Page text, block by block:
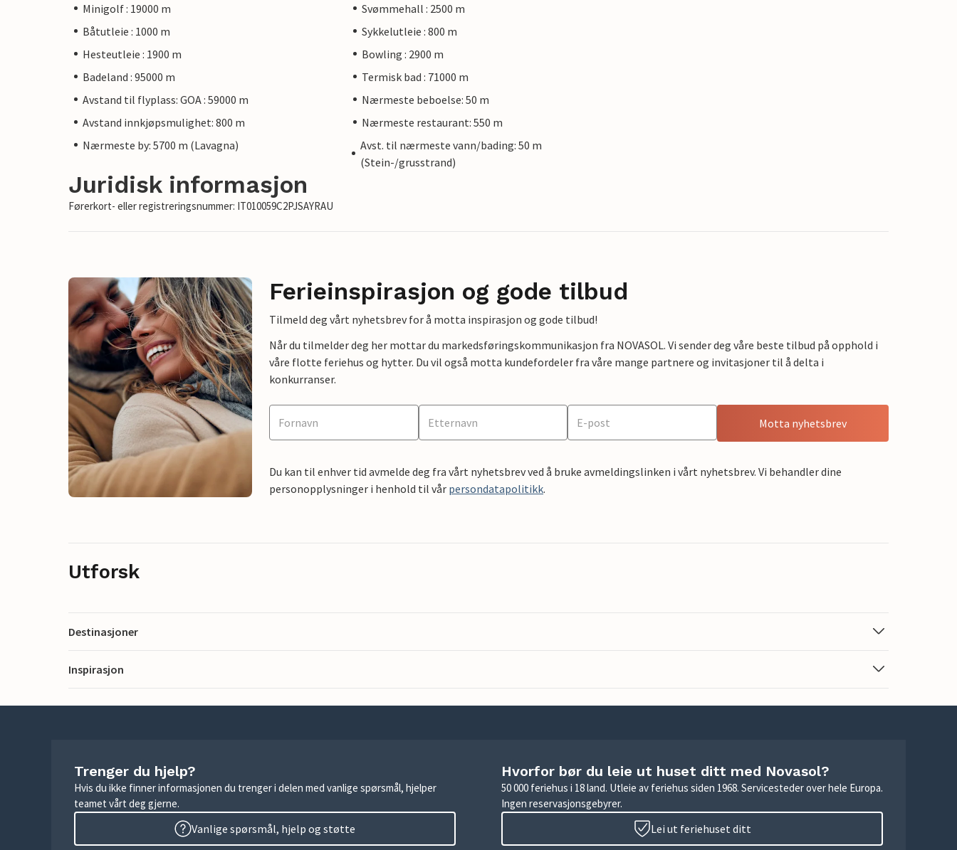
Minigolf : 19000 m
Svømmehall : 2500 m
Båtutleie : 1000 m
Sykkelutleie : 800 m
Hesteutleie : 1900 m
Bowling : 2900 m
Badeland : 95000 m
Termisk bad : 71000 m
Avstand til flyplass: GOA : 59000 m
Nærmeste beboelse: 50 m
Avstand innkjøpsmulighet: 800 m
Nærmeste restaurant: 550 m
Nærmeste by: 5700 m (Lavagna)
Avst. til nærmeste vann/bading: 50 m
(Stein-/grusstrand)
Juridisk informasjon
Førerkort- eller registreringsnummer: IT010059C2PJSAYRAU
Ferieinspirasjon og gode tilbud
Tilmeld deg vårt nyhetsbrev for å motta inspirasjon og gode tilbud!
Når du tilmelder deg her mottar du markedsføringskommunikasjon fra NOVASOL. Vi sender deg våre beste tilbud på opphold i
våre flotte feriehus og hytter. Du vil også motta kundefordeler fra våre mange partnere og invitasjoner til å delta i
konkurranser.
Motta nyhetsbrev
Du kan til enhver tid avmelde deg fra vårt nyhetsbrev ved å bruke avmeldingslinken i vårt nyhetsbrev. Vi behandler dine
personopplysninger i henhold til vår persondatapolitikk.
Utforsk
Destinasjoner
Inspirasjon
Trenger du hjelp?
Hvis du ikke finner informasjonen du trenger i delen med vanlige spørsmål, hjelper
teamet vårt deg gjerne.
Vanlige spørsmål, hjelp og støtte
Hvorfor bør du leie ut huset ditt med Novasol?
50 000 feriehus i 18 land. Utleie av feriehus siden 1968. Servicesteder over hele Europa.
Ingen reservasjonsgebyrer.
Lei ut feriehuset ditt